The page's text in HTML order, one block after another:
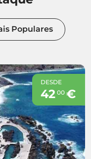
Populares
DESDE
42 00€